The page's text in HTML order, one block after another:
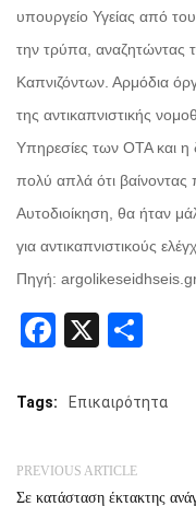
υπουργείο Υγείας από
την τρύπα, αναζητώντας
Καπνιζόντων. Αρμόδια
της αντικαπνιστικής
Υπηρεσίες των ΟΤΑ και η
πολύ απλά ότι βαίνοντας
Αυτοδιοίκηση, θα ήταν
για αντικαπνιστικούς
Πηγή:
Facebook
X
Tags: Επικαιρότητα
PREVIOUS ARTICLE
Σε κατάσταση έκτακτης